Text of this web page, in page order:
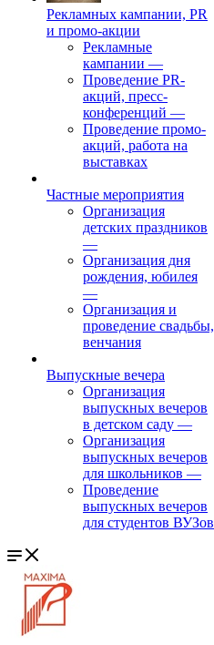
Рекламных кампании, PR
и промо-акции
Рекламные
кампании —
Проведение PR-
акций, пресс-
конференций —
Проведение промо-
акций, работа на
выставках
Частные мероприятия
Организация
детских праздников
—
Организация дня
рождения, юбилея
—
Организация и
проведение свадьбы,
венчания
Выпускные вечера
Организация
выпускных вечеров
в детском саду —
Организация
выпускных вечеров
для школьников —
Проведение
выпускных вечеров
для студентов ВУЗов